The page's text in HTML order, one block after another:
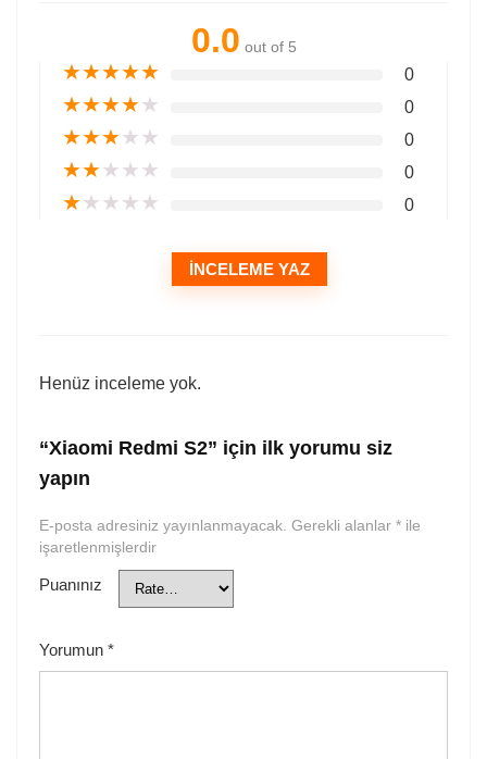
0.0 out of 5
★★★★★ 0
★★★★★ 0
★★★★★ 0
★★★★★ 0
★★★★★ 0
İNCELEME YAZ
Henüz inceleme yok.
“Xiaomi Redmi S2” için ilk yorumu siz
yapın
E-posta adresiniz yayınlanmayacak. Gerekli alanlar * ile
işaretlenmişlerdir
Puanınız
Yorumun *